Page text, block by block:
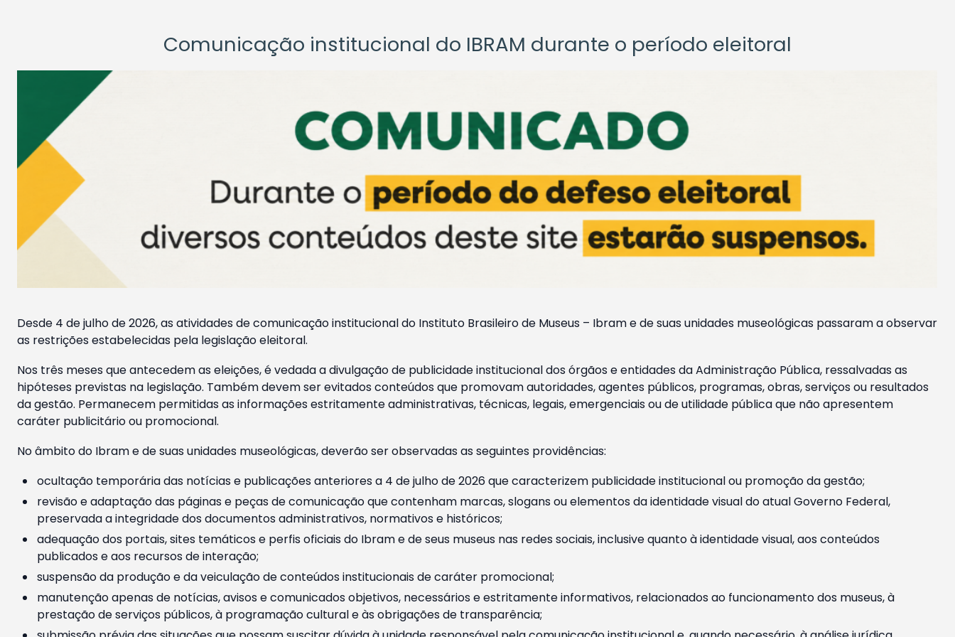
Comunicação institucional do IBRAM durante o período eleitoral
Desde 4 de julho de 2026, as atividades de comunicação institucional do Instituto Brasileiro de Museus – Ibram e de suas unidades museológicas passaram a observar
as restrições estabelecidas pela legislação eleitoral.
Nos três meses que antecedem as eleições, é vedada a divulgação de publicidade institucional dos órgãos e entidades da Administração Pública, ressalvadas as
hipóteses previstas na legislação. Também devem ser evitados conteúdos que promovam autoridades, agentes públicos, programas, obras, serviços ou resultados
da gestão. Permanecem permitidas as informações estritamente administrativas, técnicas, legais, emergenciais ou de utilidade pública que não apresentem
caráter publicitário ou promocional.
No âmbito do Ibram e de suas unidades museológicas, deverão ser observadas as seguintes providências:
ocultação temporária das notícias e publicações anteriores a 4 de julho de 2026 que caracterizem publicidade institucional ou promoção da gestão;
revisão e adaptação das páginas e peças de comunicação que contenham marcas, slogans ou elementos da identidade visual do atual Governo Federal,
preservada a integridade dos documentos administrativos, normativos e históricos;
adequação dos portais, sites temáticos e perfis oficiais do Ibram e de seus museus nas redes sociais, inclusive quanto à identidade visual, aos conteúdos
publicados e aos recursos de interação;
suspensão da produção e da veiculação de conteúdos institucionais de caráter promocional;
manutenção apenas de notícias, avisos e comunicados objetivos, necessários e estritamente informativos, relacionados ao funcionamento dos museus, à
prestação de serviços públicos, à programação cultural e às obrigações de transparência;